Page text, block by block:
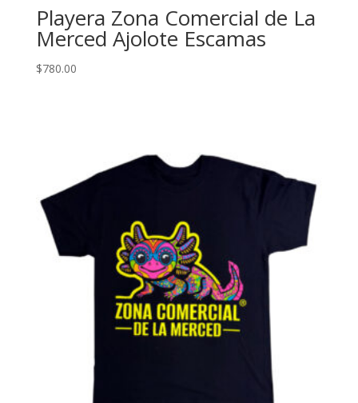
Playera Zona Comercial de La
Merced Ajolote Escamas
$780.00